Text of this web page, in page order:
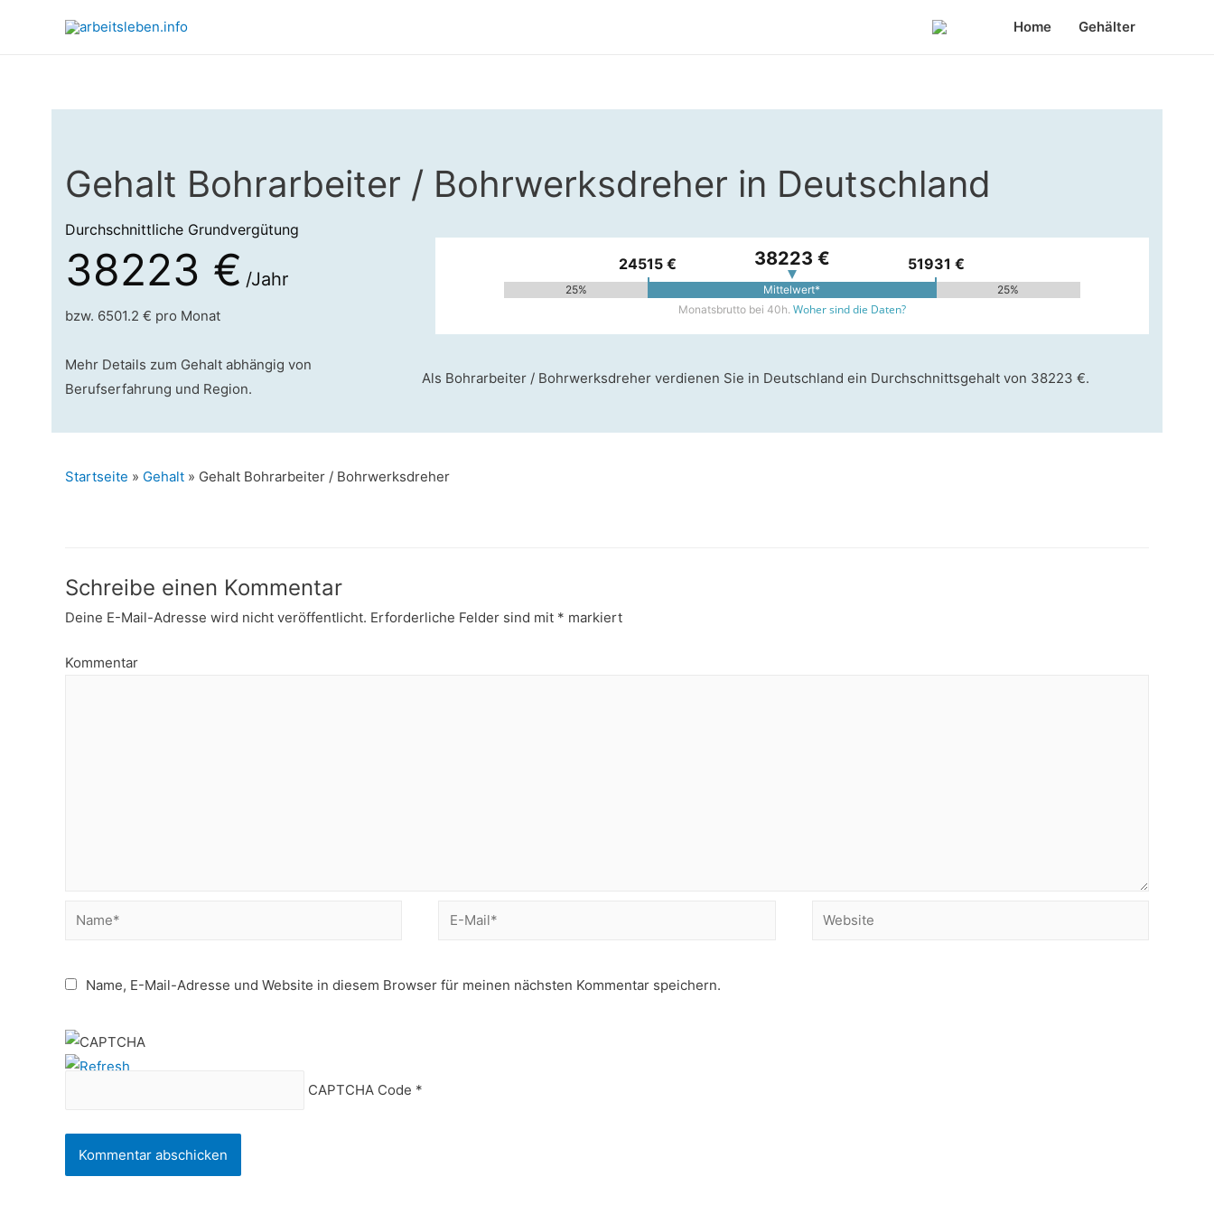
Home Gehälter
Gehalt Bohrarbeiter / Bohrwerksdreher in Deutschland
Durchschnittliche Grundvergütung
38223 € /Jahr
bzw. 6501.2 € pro Monat
Mehr Details zum Gehalt abhängig von
Berufserfahrung und Region.
24515 € 38223 € 51931 €
25% Mittelwert*
25%
Monatsbrutto bei 40h. Woher sind die Daten?
Als Bohrarbeiter / Bohrwerksdreher verdienen Sie in Deutschland ein Durchschnittsgehalt von 38223 €.
Startseite » Gehalt » Gehalt Bohrarbeiter / Bohrwerksdreher
Schreibe einen Kommentar
Deine E-Mail-Adresse wird nicht veröffentlicht. Erforderliche Felder sind mit * markiert
Kommentar
Name*
E-
Website
Name, E-Mail-Adresse und Website in diesem Browser für meinen nächsten Kommentar speichern.
CAPTCHA Code *